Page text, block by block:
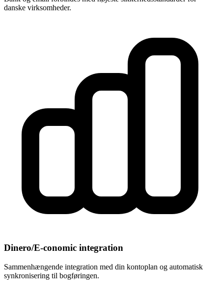
danske virksomheder.
Dinero/E-conomic integration
Sammenhængende integration med din kontoplan og automatisk
synkronisering til bogføringen.